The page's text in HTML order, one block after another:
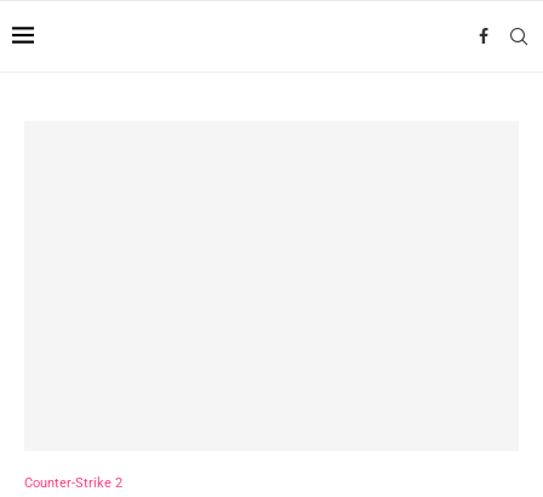
Counter-Strike 2